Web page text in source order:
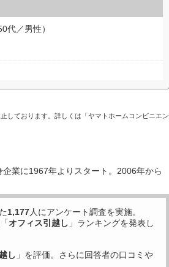
代／男性）
しております。詳しくは「ヤマトホームコンビニエン
業に1967年よりスタート。2006年から
1,177人にアンケート調査を実施。
オフィス引越し 」ランキングを発表し
し 」を評価。さらに回答者の口コミや